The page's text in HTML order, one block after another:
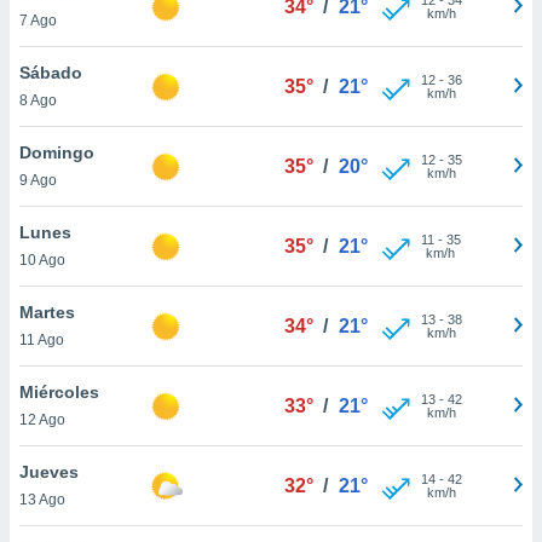
más
nuestra
y
de
disponible
cookies
aceptar
7 Ago
34° / 21°
km/h
Sábado
8 Ago
35° / 21° 12- 36
km/h
Domingo
9 Ago
35° / 20° 12- 35
km/h
Lunes
10 Ago
35° / 21° 11 - 35
km/h
Martes
11 Ago
34° / 21° 13- 38
km/h
Miércoles
12 Ago
33° / 21° 13- 42
km/h
Jueves
13 Ago
32° / 21° 14- 42
km/h